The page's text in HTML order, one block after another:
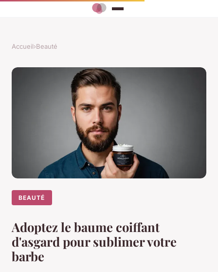
Accueil›Beauté
BEAUTÉ
Adoptez le baume coiffant
d'asgard pour sublimer votre
barbe